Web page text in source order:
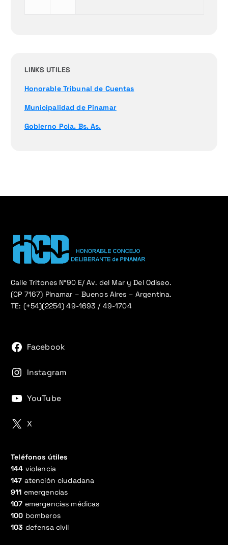
LINKS UTILES
Honorable Tribunal de Cuentas
Municipalidad de Pinamar
Gobierno Pcia. Bs. As.
Calle Tritones N°90 E/ Av. del Mar y Del Odiseo.
(CP 7167) Pinamar – Buenos Aires – Argentina.
TE: (+54)(2254) 49-1693 / 49-1704
Facebook
Instagram
YouTube
X
Teléfonos útiles
144 violencia
147 atención ciudadana
911 emergencias
107 emergencias médicas
100 bomberos
103 defensa civil